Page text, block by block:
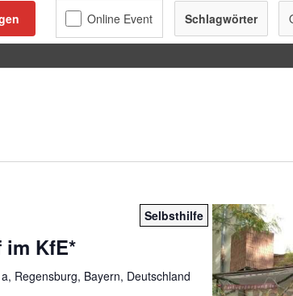
Schlagwörter
Selbsthilfe
KfE*
Regensburg, Bayern, Deutschland